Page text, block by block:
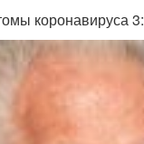
коронавируса 3: